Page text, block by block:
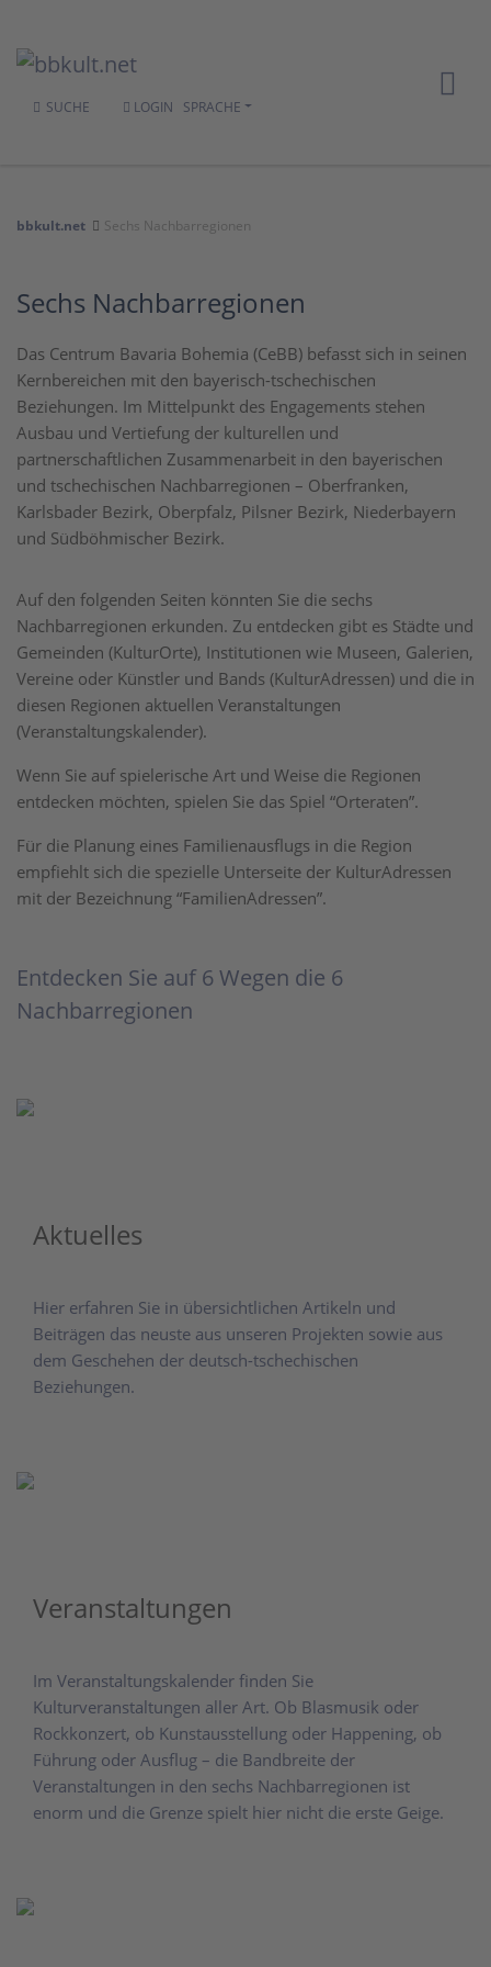
SUCHE LOGIN SPRACHE
bbkult.net Sechs Nachbarregionen
Sechs Nachbarregionen
Das Centrum Bavaria Bohemia (CeBB) befasst sich in seinen
Kernbereichen mit den bayerisch-tschechischen
Beziehungen. Im Mittelpunkt des Engagements stehen
Ausbau und Vertiefung der kulturellen und
partnerschaftlichen Zusammenarbeit in den bayerischen
und tschechischen Nachbarregionen – Oberfranken,
Karlsbader Bezirk, Oberpfalz, Pilsner Bezirk, Niederbayern
und Südböhmischer Bezirk.
Auf den folgenden Seiten könnten Sie die sechs
Nachbarregionen erkunden. Zu entdecken gibt es Städte und
Gemeinden (KulturOrte), Institutionen wie Museen, Galerien,
Vereine oder Künstler und Bands (KulturAdressen) und die in
diesen Regionen aktuellen Veranstaltungen
(Veranstaltungskalender).
Wenn Sie auf spielerische Art und Weise die Regionen
entdecken möchten, spielen Sie das Spiel “Orteraten”.
Für die Planung eines Familienausflugs in die Region
empfiehlt sich die spezielle Unterseite der KulturAdressen
mit der Bezeichnung “FamilienAdressen”.
Entdecken Sie auf 6 Wegen die 6
Nachbarregionen
Aktuelles
Hier erfahren Sie in übersichtlichen Artikeln und
Beiträgen das neuste aus unseren Projekten sowie aus
dem Geschehen der deutsch-tschechischen
Beziehungen.
Veranstaltungen
Im Veranstaltungskalender finden Sie
Kulturveranstaltungen aller Art. Ob Blasmusik oder
Rockkonzert, ob Kunstausstellung oder Happening, ob
Führung oder Ausflug – die Bandbreite der
Veranstaltungen in den sechs Nachbarregionen ist
enorm und die Grenze spielt hier nicht die erste Geige.